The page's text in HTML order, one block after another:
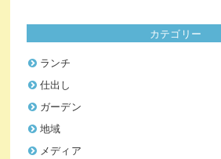
カテゴリー
ランチ
仕出し
ガーデン
地域
メディア